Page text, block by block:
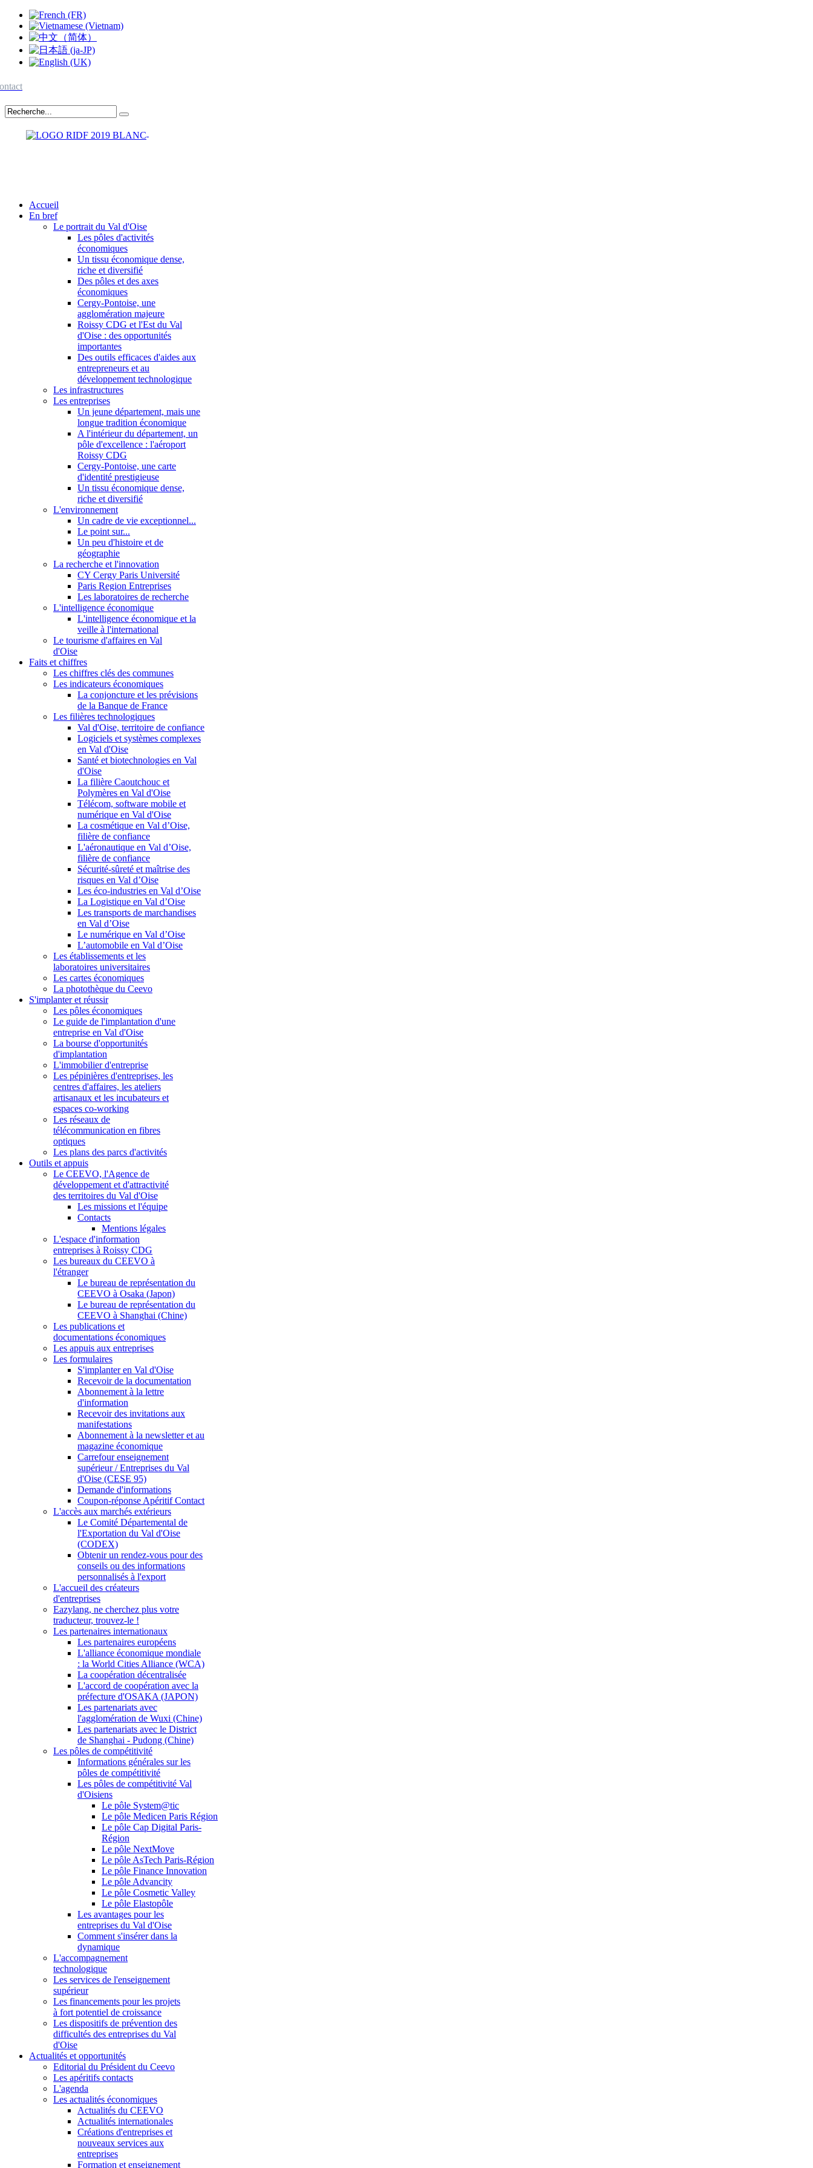
Accueil
En bref
Le portrait du Val d'Oise
Les pôles d'activités
économiques
Un tissu économique dense,
riche et diversifié
Des pôles et des axes
économiques
Cergy-Pontoise, une
agglomération majeure
Roissy CDG et l'Est du Val
d'Oise : des opportunités
importantes
Des outils efficaces d'aides aux
entrepreneurs et au
développement technologique
Les infrastructures
Les entreprises
Un jeune département, mais une
longue tradition économique
A l'intérieur du département, un
pôle d'excellence : l'aéroport
Roissy CDG
Cergy-Pontoise, une carte
d'identité prestigieuse
Un tissu économique dense,
riche et diversifié
L'environnement
Un cadre de vie exceptionnel...
Le point sur...
Un peu d'histoire et de
géographie
La recherche et l'innovation
CY Cergy Paris Université
Paris Region Entreprises
Les laboratoires de recherche
L'intelligence économique
L'intelligence économique et la
veille à l'international
Le tourisme d'affaires en Val
d'Oise
Faits et chiffres
Les chiffres clés des communes
Les indicateurs économiques
La conjoncture et les prévisions
de la Banque de France
Les filières technologiques
Val d'Oise, territoire de confiance
Logiciels et systèmes complexes
en Val d'Oise
Santé et biotechnologies en Val
d'Oise
La filière Caoutchouc et
Polymères en Val d'Oise
Télécom, software mobile et
numérique en Val d'Oise
La cosmétique en Val d’Oise,
filière de confiance
L'aéronautique en Val d’Oise,
filière de confiance
Sécurité-sûreté et maîtrise des
risques en Val d’Oise
Les éco-industries en Val d’Oise
La Logistique en Val d’Oise
Les transports de marchandises
en Val d’Oise
Le numérique en Val d’Oise
L’automobile en Val d’Oise
Les établissements et les
laboratoires universitaires
Les cartes économiques
La photothèque du Ceevo
S'implanter et réussir
Les pôles économiques
Le guide de l'implantation d'une
entreprise en Val d'Oise
La bourse d'opportunités
d'implantation
L'immobilier d'entreprise
Les pépinières d'entreprises, les
centres d'affaires, les ateliers
artisanaux et les incubateurs et
espaces co-working
Les réseaux de
télécommunication en fibres
optiques
Les plans des parcs d'activités
Outils et appuis
Le CEEVO, l'Agence de
développement et d'attractivité
des territoires du Val d'Oise
Les missions et l'équipe
Contacts
Mentions légales
L'espace d'information
entreprises à Roissy CDG
Les bureaux du CEEVO à
l'étranger
Le bureau de représentation du
CEEVO à Osaka (Japon)
Le bureau de représentation du
CEEVO à Shanghai (Chine)
Les publications et
documentations économiques
Les appuis aux entreprises
Les formulaires
S'implanter en Val d'Oise
Recevoir de la documentation
Abonnement à la lettre
d'information
Recevoir des invitations aux
manifestations
Abonnement à la newsletter et au
magazine économique
Carrefour enseignement
supérieur / Entreprises du Val
d'Oise (CESE 95)
Demande d'informations
Coupon-réponse Apéritif Contact
L'accès aux marchés extérieurs
Le Comité Départemental de
l'Exportation du Val d'Oise
(CODEX)
Obtenir un rendez-vous pour des
conseils ou des informations
personnalisés à l'export
L'accueil des créateurs
d'entreprises
Eazylang, ne cherchez plus votre
traducteur, trouvez-le !
Les partenaires internationaux
Les partenaires européens
L'alliance économique mondiale
: la World Cities Alliance (WCA)
La coopération décentralisée
L'accord de coopération avec la
préfecture d'OSAKA (JAPON)
Les partenariats avec
l'agglomération de Wuxi (Chine)
Les partenariats avec le District
de Shanghai - Pudong (Chine)
Les pôles de compétitivité
Informations générales sur les
pôles de compétitivité
Les pôles de compétitivité Val
d'Oisiens
Le pôle System@tic
Le pôle Medicen Paris Région
Le pôle Cap Digital Paris-
Région
Le pôle NextMove
Le pôle AsTech Paris-Région
Le pôle Finance Innovation
Le pôle Advancity
Le pôle Cosmetic Valley
Le pôle Elastopôle
Les avantages pour les
entreprises du Val d'Oise
Comment s'insérer dans la
dynamique
L'accompagnement
technologique
Les services de l'enseignement
supérieur
Les financements pour les projets
à fort potentiel de croissance
Les dispositifs de prévention des
difficultés des entreprises du Val
d'Oise
Actualités et opportunités
Editorial du Président du Ceevo
Les apéritifs contacts
L'agenda
Les actualités économiques
Actualités du CEEVO
Actualités internationales
Créations d'entreprises et
nouveaux services aux
entreprises
Formation et enseignement